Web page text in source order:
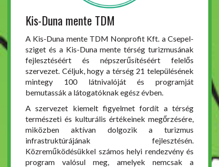
Kis-Duna mente TDM
A Kis-Duna mente TDM Nonprofit Kft. a Csepel-
sziget és a Kis-Duna mente térség turizmusának
fejlesztéséért és népszerűsítéséért felelős
szervezet. Céljuk, hogy a térség 21 településének
mintegy 100 látnivalóját és programját
bemutassák a látogatóknak egész évben.
A szervezet kiemelt figyelmet fordít a térség
természeti és kulturális értékeinek megőrzésére,
miközben aktívan dolgozik a turizmus
infrastruktúrájának fejlesztésén.
Közreműködésükkel számos helyi rendezvény és
program valósul meg, amelyek nemcsak a